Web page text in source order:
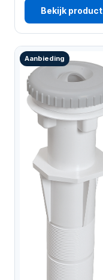
Bekijk product
Aanbieding